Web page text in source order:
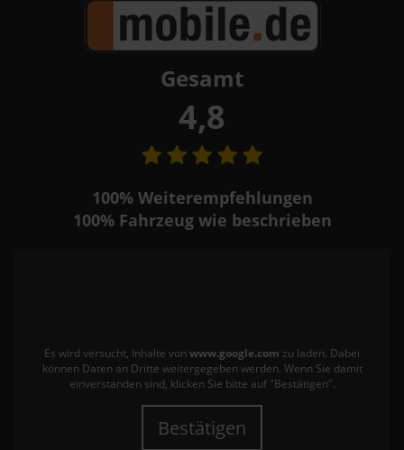
Gesamt
4,8
100%Weiterempfehlungen
100%Fahrzeug wie beschrieben
Es wird versucht, Inhalte von www.google.com zu laden. Dabei
können Daten an Dritte weitergegeben werden. Wenn Sie damit
einverstanden sind, klicken Sie bitte auf "Bestätigen".
Bestätigen